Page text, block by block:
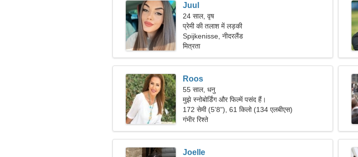
Juul
24 साल, वृष
प्रेमी की तलाश में लड़की
Spijkenisse, नीदरलैंड
मित्रता
Roos
55 साल, धनु
मुझे स्नोबोर्डिंग और फिल्में पसंद हैं।
172 सेमी (5'8"), 61 किलो (134 एलबीएस)
गंभीर रिश्ते
Joelle